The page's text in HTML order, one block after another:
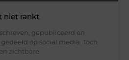
niet rankt
gepubliceerd en
op social media. Toch
zichtbare